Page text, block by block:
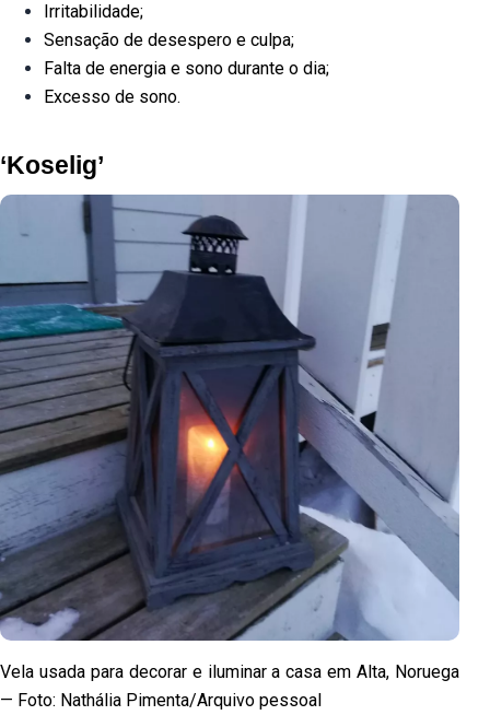
Irritabilidade;
Sensação de desespero e culpa;
Falta de energia e sono durante o dia;
Excesso de sono.
‘Koselig’
Vela usada para decorar e iluminar a casa em Alta, Noruega
— Foto: Nathália Pimenta/Arquivo pessoal